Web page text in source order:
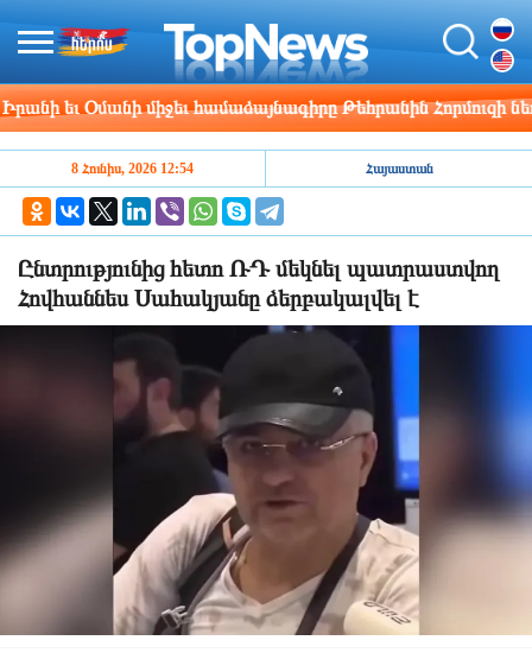
եւ Օմանի միջեւ համաձայնագիրը Թեհրանին Հորմուզի
8 Հունիս, 2026 12:54 Հայաստան
Ընտրությունից հետո ՌԴ մեկնել պատրաստվող
Հովհաննես Սահակյանը ձերբակալվել է